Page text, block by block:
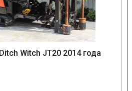
Witch JT20 2014 года